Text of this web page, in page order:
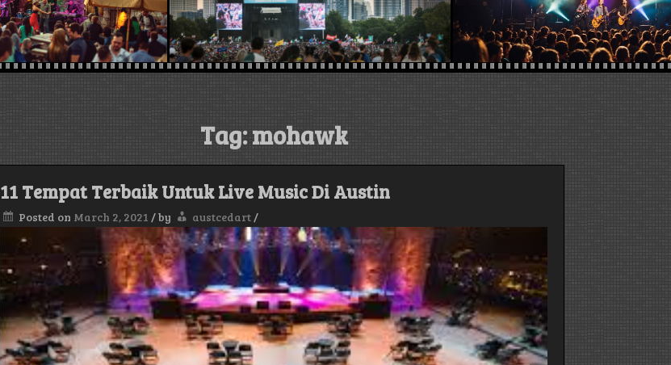
Tag:mohawk
11 Tempat Terbaik Untuk Live Music Di Austin
Posted on March 2, 2021 /by austcedart/